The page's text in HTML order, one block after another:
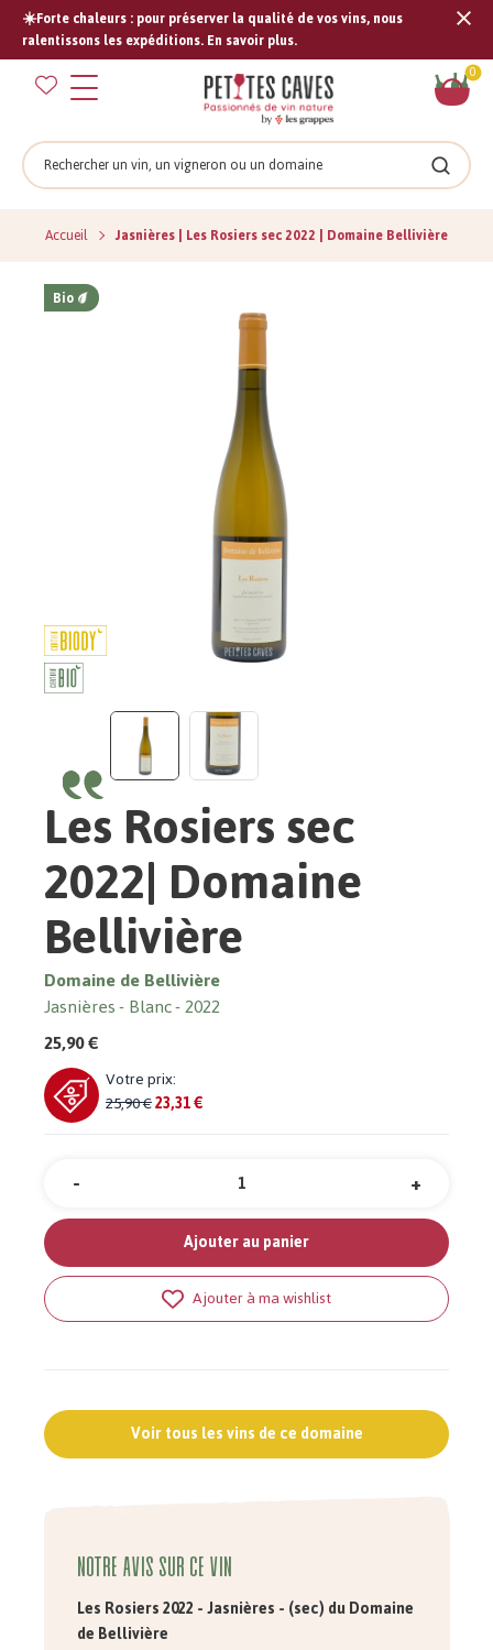
☀️Forte chaleurs : pour préserver la qualité de vos vins, nous
ralentissons les expéditions. En savoir plus.
0
Rechercher
Accueil Jasnières | Les Rosiers sec 2022 | Domaine Bellivière
Bio
Les Rosiers sec
2022| Domaine
Bellivière
Domaine de Bellivière
Jasnières Blanc 2022
25,90 €
Votre prix:
25,90 €23,31 €
Quantité +
-
Ajouter au panier
Ajouter à ma wishlist
Voir tous les vins de ce domaine
Notre avis sur ce vin
Les Rosiers 2022 - Jasnières - (sec) du Domaine
de Bellivière